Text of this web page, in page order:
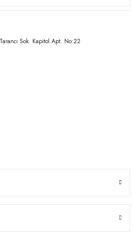
Sok. Kapitol Apt. No:22